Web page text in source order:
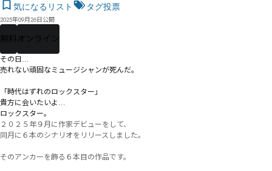
気になるリスト
タグ投票
2025年09月26日公開
無料 オンライン
その日...
売れない頑固なミュージシャンが死んだ。
「時代はずれのロックスター」
貴方に会いたいよ...
ロックスター。
２０２５年９月に作家デビューをして、
同月に６本のシナリオをリリースしました。
そのアンカーを飾る６本目の作品です。